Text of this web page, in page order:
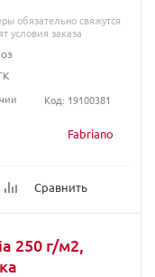
Fabriano
Сравнить
обязательно свяжутся
условия заказа
Код: 19100381
250 г/м2,